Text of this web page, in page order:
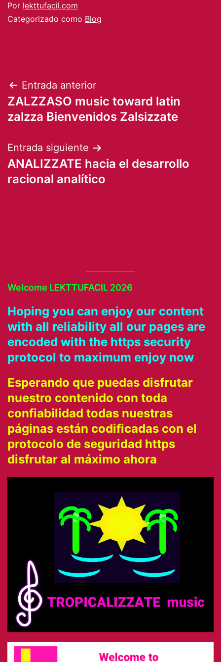
Por lekttufacil.com
Categorizado como Blog
Navegación
de
Entrada anterior
ZALZZASO music toward latin
zalzza Bienvenidos Zalsizzate
Entrada siguiente
ANALIZZATE hacia el desarrollo
racional analítico
Welcome LEKTTUFACIL 2026
Hoping you can enjoy our content
with all reliability all our pages are
encoded with the https security
protocol to maximum enjoy now
Esperando que puedas disfrutar
nuestro contenido con toda
confiabilidad todas nuestras
páginas están codificadas con el
protocolo de seguridad https
disfrutar al máximo ahora